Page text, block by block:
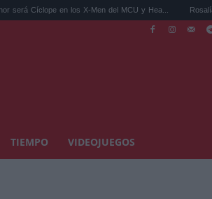
los X-Men del MCU y Hea... Rosalía en Buenos
TIEMPO VIDEOJUEGOS